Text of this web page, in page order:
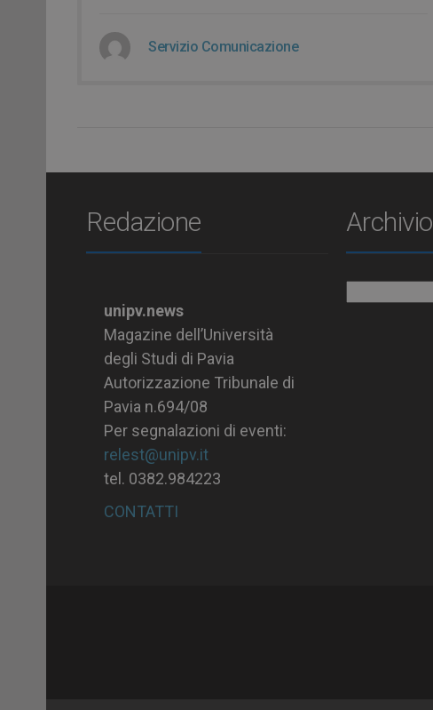
Servizio Comunicazione
Redazione
unipv.news
Magazine dell’Università
degli Studi di Pavia
Autorizzazione Tribunale di
Pavia n.694/08
Per segnalazioni di eventi:
relest@unipv.it
tel. 0382.984223
CONTATTI
Archivio